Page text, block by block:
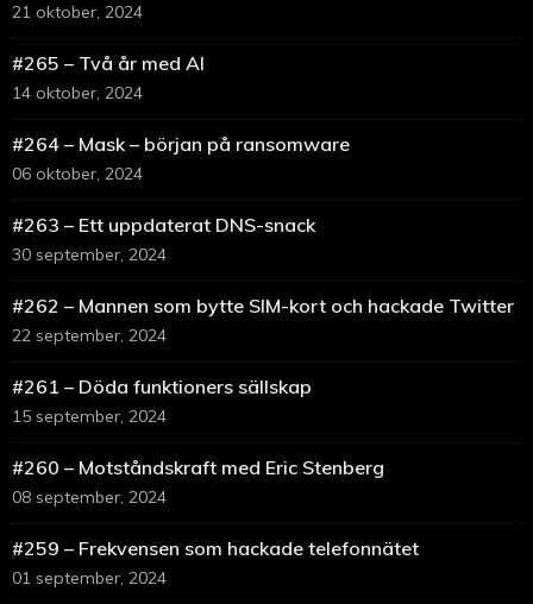
21 oktober, 2024
#265 – Två år med AI
14 oktober, 2024
#264 – Mask – början på ransomware
06 oktober, 2024
#263 – Ett uppdaterat DNS-snack
30 september, 2024
#262 – Mannen som bytte SIM-kort och hackade Twitter
22 september, 2024
#261 – Döda funktioners sällskap
15 september, 2024
#260 – Motståndskraft med Eric Stenberg
08 september, 2024
#259 – Frekvensen som hackade telefonnätet
01 september, 2024